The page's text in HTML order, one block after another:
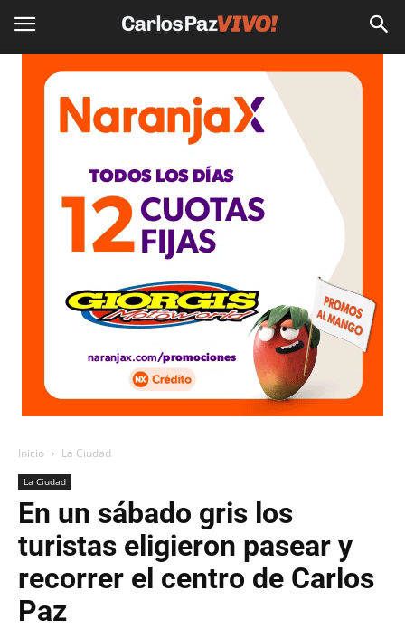
Inicio La Ciudad
La Ciudad
En un sábado gris los
turistas eligieron pasear y
recorrer el centro de Carlos
Paz